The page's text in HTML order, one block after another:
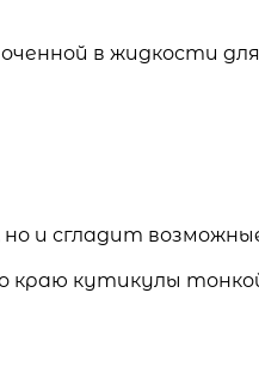
в жидкости
и сгладит
краю кутикулы